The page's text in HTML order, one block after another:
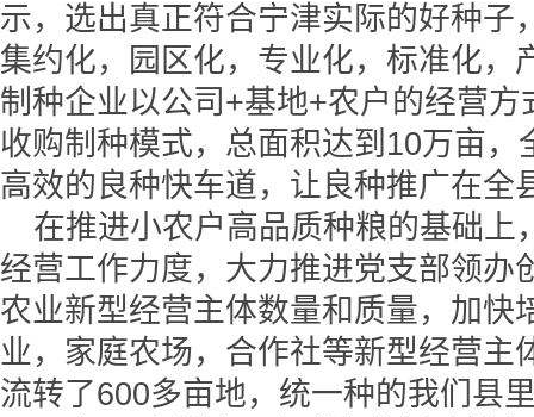
示，选出真正符合宁津实际的好种子
集约化，园区化，专业化，标准化，
制种企业以公司+基地+农户的经营
收购制种模式，总面积达到10万亩
高效的良种快车道，让良种推广在全
在推进小农户高品质种粮的基础上
经营工作力度，大力推进党支部领办
农业新型经营主体数量和质量，加快
业，家庭农场，合作社等新型经营主
流转了600多亩地，统一种的我们县